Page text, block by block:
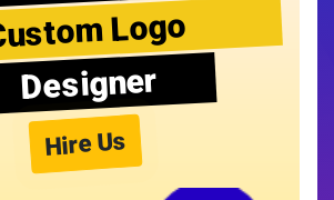
Logo
Designer
Hire Us